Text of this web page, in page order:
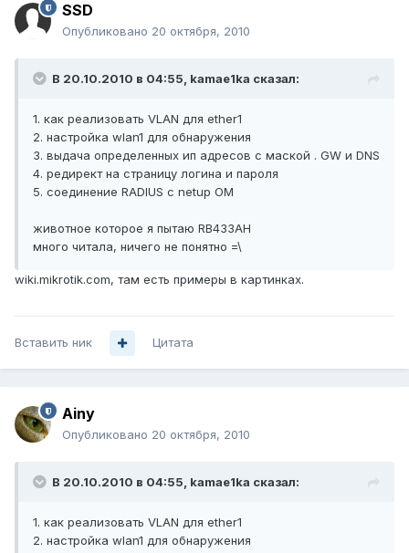
SSD
Опубликовано 20 октября, 2010
В 20.10.2010 в 04:55, kamae1ka сказал:
1. как реализовать VLAN для ether1
2. настройка wlan1 для обнаружения
3. выдача определенных ип адресов с маской . GW и DNS
4. редирект на страницу логина и пароля
5. соединение RADIUS с netup ОМ
животное которое я пытаю RB433AH
много читала, ничего не понятно =\
wiki.mikrotik.com, там есть примеры в картинках.
Вставить ник Цитата
Ainy
Опубликовано 20 октября, 2010
В 20.10.2010 в 04:55, kamae1ka сказал:
1. как реализовать VLAN для ether1
2. настройка wlan1 для обнаружения